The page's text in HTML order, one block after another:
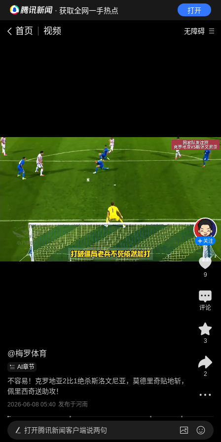
· 获取全网一手热点 打开
首页 视频 无障碍
@梅罗体育
AI章节
不容易！克罗地亚2比1绝杀斯洛文尼亚，莫德里奇贴地斩，
佩里西奇送助攻！
2026-06-08 05:40 发布于河南
关注
9
评论
3
2
打开腾讯新闻客户端说两句